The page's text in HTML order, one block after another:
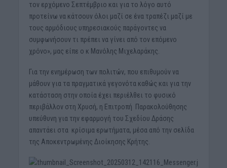
τον ερχόμενο Σεπτέμβριο και για το λόγο αυτό
προτείνω να κάτσουν όλοι μαζί σε ένα τραπέζι μαζί με
τους αρμόδιους υπηρεσιακούς παράγοντες να
συμφωνήσουν τι πρέπει να γίνει από τον επόμενο
χρόνο», μας είπε ο κ Μανόλης Μιχελαράκης.
Για την ενημέρωση των πολιτών, που επιθυμούν να
μάθουν για τα πραγματικά γεγονότα καθώς και για την
κατάσταση στην οποία έχει περιέλθει το φυσικό
περιβάλλον στη Χρυσή, η Επιτροπή Παρακολούθησης
υπεύθυνη για την εφαρμογή του Σχεδίου Δράσης
απαντάει στα κρίσιμα ερωτήματα, μέσα από την σελίδα
της Αποκεντρωμένης Διοίκησης Κρήτης.